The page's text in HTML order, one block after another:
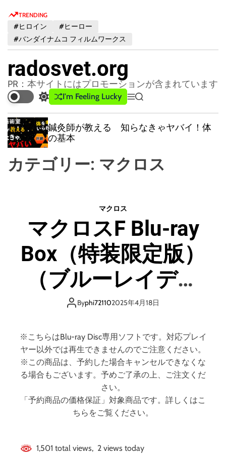
TRENDING
#ヒロイン
#ヒーロー
#バンダイナムコ フィルムワークス
radosvet.org
PR：本サイトにはプロモーションが含まれています
S
w
i
t
c
c
o
o
I'm Feeling Lucky
M
e
u
S
e
r
鍼灸師が教える 知らなきゃヤバイ！体
の基本
カテゴリー: マクロス
マクロス
マクロスF Blu-ray
Box（特装限定版）
（ブルーレイディ
スク）
Byphi721102025年4月18日
※こちらはBlu-ray Disc専用ソフトです。対応プレイ
ヤー以外では再生できませんのでご注意ください。
※この商品は、予約した場合キャンセルできなくな
る場合もございます。予めご了承の上、ご注文くだ
さい。
「予約商品の価格保証」対象商品です。詳しくはこ
ちらをご覧ください。
1,501 total views, 2 views today